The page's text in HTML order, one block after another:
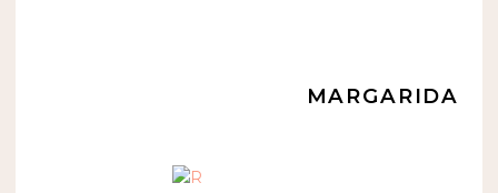
MARGARIDA